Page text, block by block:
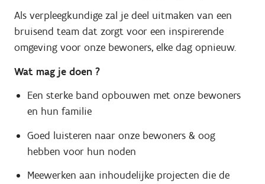
Als verpleegkundige zal je deel uitmaken van een
bruisend team dat zorgt voor een inspirerende
omgeving voor onze bewoners, elke dag opnieuw.
Wat mag je doen ?
Een sterke band opbouwen met onze bewoners
en hun familie
Goed luisteren naar onze bewoners & oog
hebben voor hun noden
Meewerken aan inhoudelijke projecten die de